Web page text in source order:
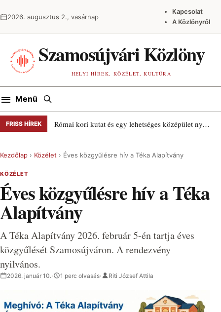
2026. augusztus 2., vasárnap
Kapcsolat
A Közlönyről
Szamosújvári Közlöny
HELYI HÍREK, KÖZÉLET, KULTÚRA
Menü Keresés
FRISS HÍREK Római kori kutat és egy lehetséges középület nyomait találták Szamosújváron
Kezdőlap › Közélet › Éves közgyűlésre hív a Téka Alapítvány
KÖZÉLET
Éves közgyűlésre hív a Téka
Alapítvány
A Téka Alapítvány 2026. február 5-én tartja éves
közgyűlését Szamosújváron. A rendezvény
nyilvános.
2026. január 10.· 1 perc olvasás· Riti József Attila